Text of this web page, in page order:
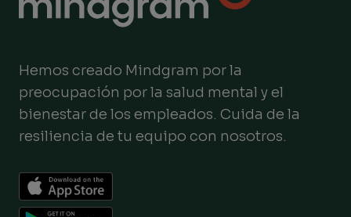
Hemos creado Mindgram por la
preocupación por la salud mental y el
bienestar de los empleados. Cuida de la
resiliencia de tu equipo con nosotros.